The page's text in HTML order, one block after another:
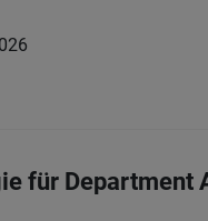
für Department